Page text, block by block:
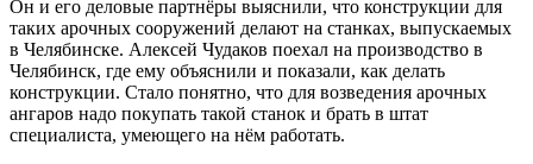
Он и его деловые партнёры выяснили, что конструкции для
таких арочных сооружений делают на станках, выпускаемых
в Челябинске. Алексей Чудаков поехал на производство в
Челябинск, где ему объяснили и показали, как делать
конструкции. Стало понятно, что для возведения арочных
ангаров надо покупать такой станок и брать в штат
специалиста, умеющего на нём работать.